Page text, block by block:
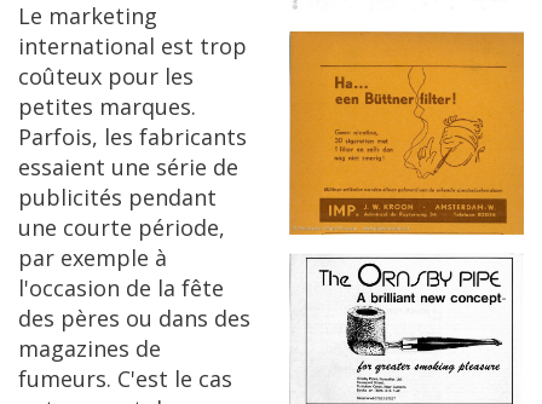
Le marketing
international est trop
coûteux pour les
petites marques.
Parfois, les fabricants
essaient une série de
publicités pendant
une courte période,
par exemple à
l'occasion de la fête
des pères ou dans des
magazines de
fumeurs. C'est le cas